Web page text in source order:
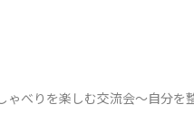
会〜自分を整え、哲学ボードゲームで心と対話す